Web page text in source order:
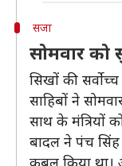
सजा
सोमवार को
सिखों की
साहिबों ने
साथ के मंत्रियों
बादल ने पंच
कबूल किया था।